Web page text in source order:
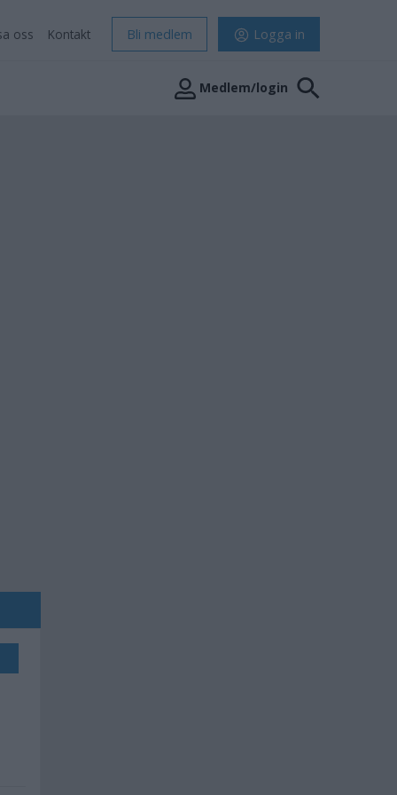
oss Kontakt Bli medlem Logga in
Medlem/login